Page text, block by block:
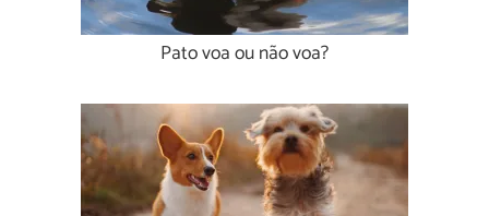
Pato voa ou não voa?